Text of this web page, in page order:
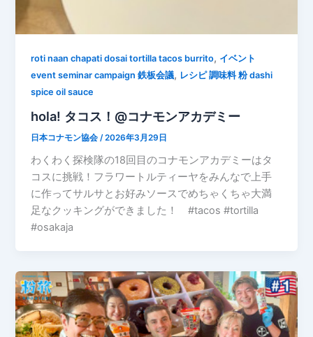
roti naan chapati dosai tortilla tacos burrito, イベント
event seminar campaign 鉄板会議, レシピ 調味料 粉 dashi
spice oil sauce
hola! タコス！@コナモンアカデミー
日本コナモン協会 /2026年3月29日
わくわく探検隊の18回目のコナモンアカデミーはタ
コスに挑戦！フラワートルティーヤをみんなで上手
に作ってサルサとお好みソースでめちゃくちゃ大満
足なクッキングができました！ #tacos #tortilla
#osakaja